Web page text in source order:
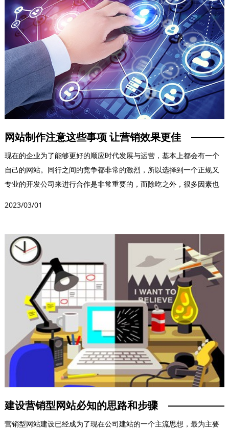
网站制作注意这些事项 让营销效果更佳
现在的企业为了能够更好的顺应时代发展与运营，基本上都会有一个
自己的网站。同行之间的竞争都非常的激烈，所以选择到一个正规又
专业的开发公司来进行合作是非常重要的，而除吃之外，很多因素也
2023/03/01
建设营销型网站必知的思路和步骤
营销型网站建设已经成为了现在公司建站的一个主流思想，最为主要